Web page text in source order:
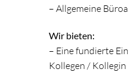
– Allgemeine
Wir bieten:
– Eine fundierte
Kollegen / Kollegin